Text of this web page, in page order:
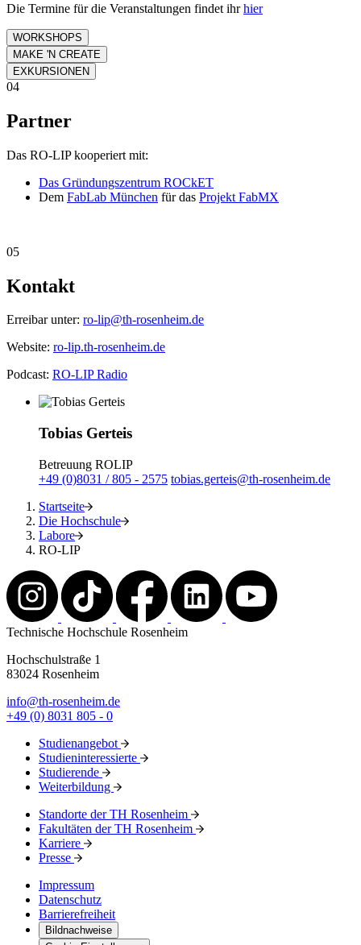
Die Termine für die Veranstaltungen findet ihrhier
WORKSHOPS
MAKE 'N CREATE
EXKURSIONEN
04
Partner
Das RO-LIP kooperiert mit:
Das Gründungszentrum ROCkET
Dem FabLab München für das Projekt FabMX
05
Kontakt
Erreibar unter: ro-lip@th-rosenheim.de
Website: ro-lip.th-rosenheim.de
Podcast: RO-LIP Radio
Tobias Gerteis
Betreuung ROLIP
+49 (0)8031 / 805 - 2575 tobias.gerteis@th-rosenheim.de
Startseite
Die Hochschule
Labore
RO-LIP
Technische Hochschule Rosenheim
Hochschulstraße 1
83024 Rosenheim
info@th-rosenheim.de
+49 (0) 8031 805 - 0
Studienangebot
Studieninteressierte
Studierende
Weiterbildung
Standorte der TH Rosenheim
Fakultäten der TH Rosenheim
Karriere
Presse
Impressum
Datenschutz
Barrierefreiheit
Bildnachweise